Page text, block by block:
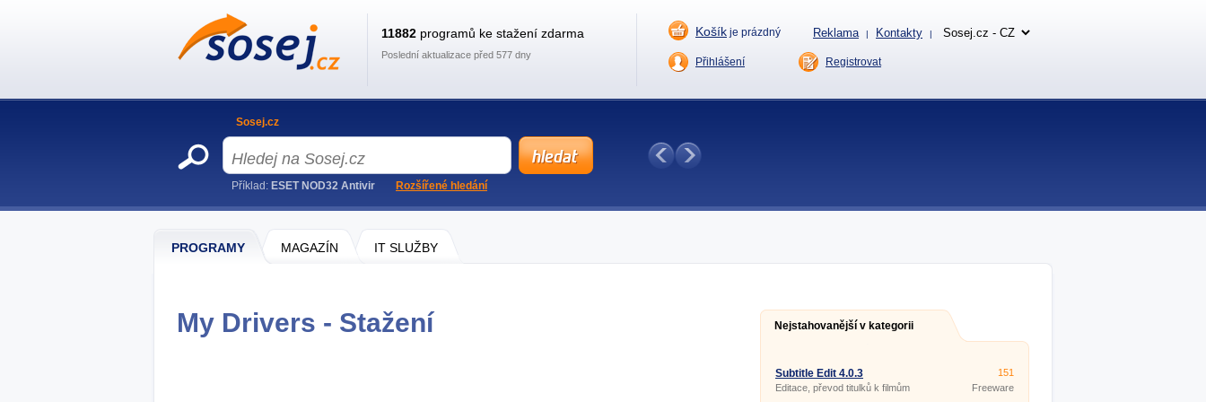
PROGRAMY MAGAZÍN IT SLUŽBY
My Drivers - Stažení Nejstahovanější v kategorii
Subtitle Edit 4.0.3
Editace, převod titulků k filmům
151
Freeware
11882 programů ke stažení zdarma
Poslední aktualizace před 577 dny
Košík je prázdný Reklama | Kontakty |
Přihlášení Registrovat
Sosej.cz
Příklad: ESET NOD32 Antivir Rozšířené hledání